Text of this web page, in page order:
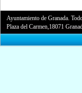
Ayuntamiento de Granada.
Plaza del Carmen,18071